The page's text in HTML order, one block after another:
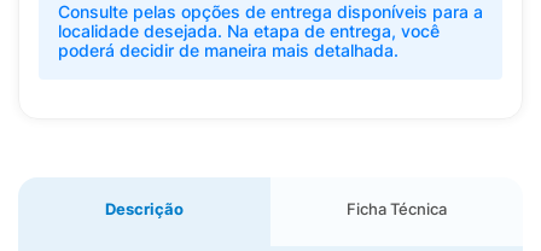
Consulte pelas opções de entrega disponíveis para a
localidade desejada. Na etapa de entrega, você
poderá decidir de maneira mais detalhada.
Descrição Ficha Técnica